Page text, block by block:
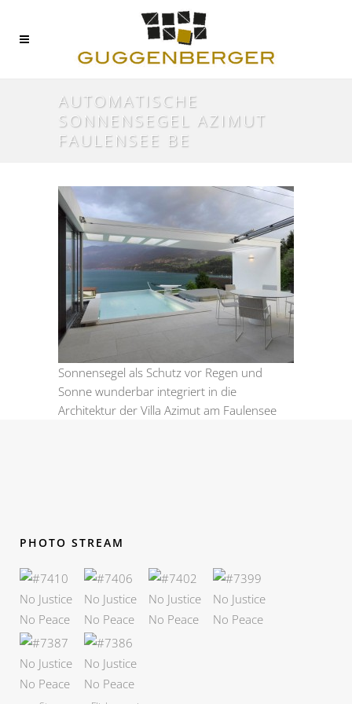
AUTOMATISCHE
SONNENSEGEL AZIMUT
FAULENSEE BE
Sonnensegel als Schutz vor Regen und
Sonne wunderbar integriert in die
Architektur der Villa Azimut am Faulensee
PHOTO STREAM